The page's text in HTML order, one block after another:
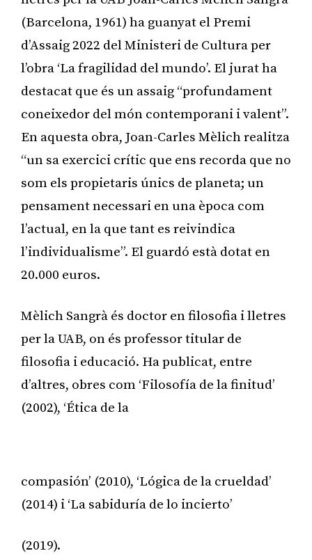
(Barcelona, 1961) ha guanyat el Premi
d’Assaig 2022 del Ministeri de Cultura per
l’obra ‘La fragilidad del mundo’. El jurat ha
destacat que és un assaig “profundament
coneixedor del món contemporani i valent”.
En aquesta obra, Joan-Carles Mèlich realitza
“un sa exercici crític que ens recorda que no
som els propietaris únics de planeta; un
pensament necessari en una època com
l’actual, en la que tant es reivindica
l’individualisme”. El guardó està dotat en
20.000 euros.
Mèlich Sangrà és doctor en filosofia i lletres
per la UAB, on és professor titular de
filosofia i educació. Ha publicat, entre
d’altres, obres com ‘Filosofía de la finitud’
(2002), ‘Ética de la
compasión’ (2010), ‘Lógica de la crueldad’
(2014) i ‘La sabiduría de lo incierto’
(2019).